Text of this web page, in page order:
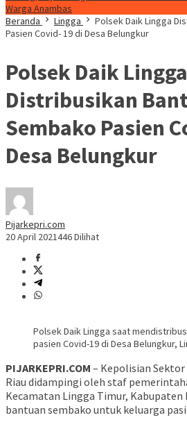
Warga Anambas
Beranda
Lingga
Polsek Daik Lingga
Pasien Covid- 19 di Desa Belungkur
Polsek Daik Lingga
Distribusikan
Sembako Pasien
Desa Belungkur
Pijarkepri.com
20 April 2021446 Dilihat
Polsek Daik Lingga saat
pasien Covid-19 di Desa Belungkur,
PIJARKEPRI.COM – Kepolisian
Riau didampingi oleh staf
Kecamatan Lingga Timur,
bantuan sembako untuk keluarga